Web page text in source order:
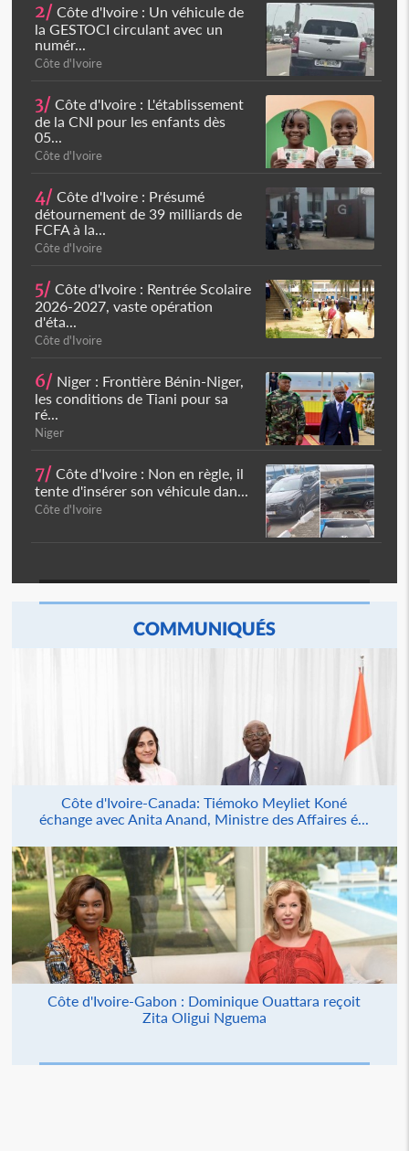
2/ Côte d'Ivoire : Un véhicule de
la GESTOCI circulant avec un
numér...
Côte d'Ivoire
3/ Côte d'Ivoire : L'établissement
de la CNI pour les enfants dès
05...
Côte d'Ivoire
4/ Côte d'Ivoire : Présumé
détournement de 39 milliards de
FCFA à la...
Côte d'Ivoire
5/ Côte d'Ivoire : Rentrée Scolaire
2026-2027, vaste opération
d'éta...
Côte d'Ivoire
6/ Niger : Frontière Bénin-Niger,
les conditions de Tiani pour sa
ré...
Niger
7/ Côte d'Ivoire : Non en règle, il
tente d'insérer son véhicule dan...
Côte d'Ivoire
COMMUNIQUÉS
Côte d'Ivoire-Canada: Tiémoko Meyliet Koné
échange avec Anita Anand, Ministre des Affaires é...
Côte d'Ivoire-Gabon : Dominique Ouattara reçoit
Zita Oligui Nguema